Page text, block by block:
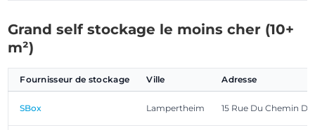
Grand self stockage le moins cher (10+
m²)
Fournisseur de stockage Ville Adresse
SBox Lampertheim 15 Rue Du Chemin De